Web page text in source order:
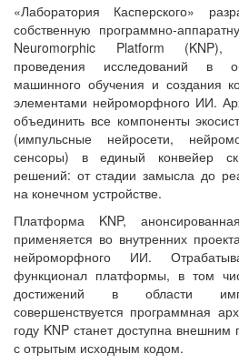
«Лаборатория Касперского»
собственную программно-
Neuromorphic Platform (KNP),
проведения исследований в
машинного обучения и создания
элементами нейроморфного ИИ.
объединить все компоненты
(импульсные нейросети,
сенсоры) в единый конвейер
решений: от стадии замысла до
на конечном устройстве.
Платформа KNP,
применяется во внутренних
нейроморфного ИИ.
функционал платформы, в том
достижений в области
совершенствуется программная
году KNP станет доступна внешним
с отрытым исходным кодом.